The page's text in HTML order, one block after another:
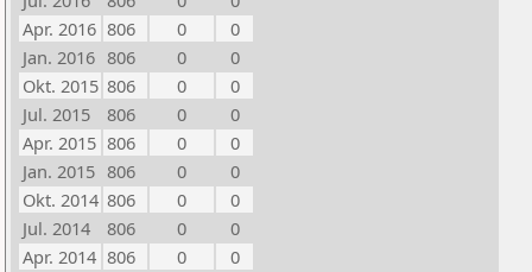
Apr. 2016 806 0
0
Jan. 2016 806 0
0
Okt. 2015 806 0
0
Jul. 2015
806 0
0
Apr. 2015 806 0
0
Jan. 2015 806 0
0
Okt. 2014 806 0
0
Jul. 2014
806 0
0
Apr. 2014 806 0
0